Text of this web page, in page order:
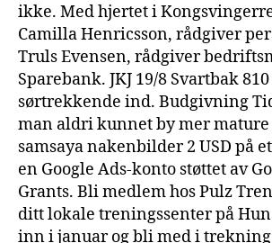
ikke. Med hjertet i
Camilla Henricsson, rådgiver
Truls Evensen, rådgiver
Sparebank. JKJ 19/8 Svartbak
sørtrekkende ind. Budgivning
man aldri kunnet by mer mature
samsaya nakenbilder 2 USD på
en Google Ads-konto støttet av
Grants. Bli medlem hos Pulz
ditt lokale treningssenter på
inn i januar og bli med i